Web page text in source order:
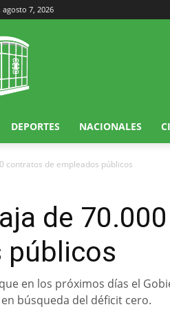
agosto 7, 2026
DEPORTES NACIONALES
contratos de empleados públicos
de
públicos
en los próximos días el
búsqueda del déficit cero.